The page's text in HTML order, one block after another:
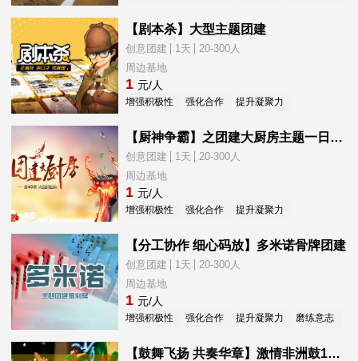
【剧本杀】大型主题团建
创意团建 1天
20-300人
周边基地
1 元/人
增强积极性 强化合作 提升凝聚力
【厨神争霸】之团建大厨房主题一日团建
创意团建 1天
20-300人
周边基地
1 元/人
增强积极性 强化合作 提升凝聚力
【分工协作 细心码放】多米诺骨牌团建
创意团建 1天
20-300人
周边基地
1 元/人
增强积极性 强化合作 提升凝聚力 磨练意志
【鼓舞飞扬 共奏华章】激情非洲鼓1日团建